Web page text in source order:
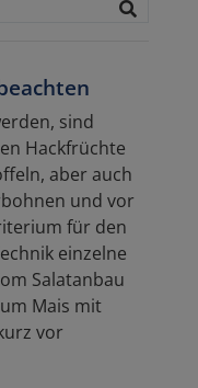
sind
Hackfrüchte
aber auch
und vor
für den
einzelne
Salatanbau
Mais mit
vor